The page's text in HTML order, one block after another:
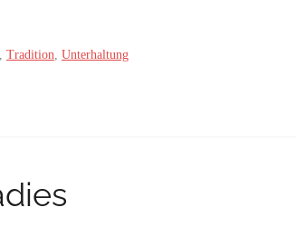
Tradition Unterhaltung